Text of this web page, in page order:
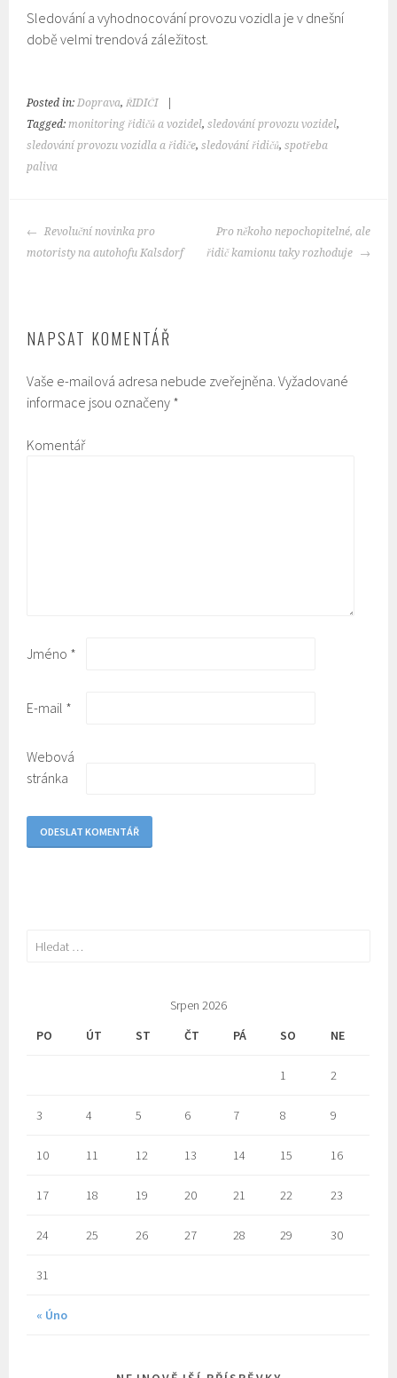
Sledování a vyhodnocování provozu vozidla je v dnešní
době velmi trendová záležitost.
Posted in:Doprava,ŘIDIČI
Tagged:monitoring řidičů a vozidel,sledování provozu vozidel,
sledování provozu vozidla a řidiče,sledování řidičů,spotřeba
paliva
POST
NAVIGATION
Revoluční novinka pro
motoristy na autohofu Kalsdorf
Pro někoho nepochopitelné, ale
řidič kamionu taky rozhoduje
NAPSAT KOMENTÁŘ
Vaše e-mailová adresa nebude zveřejněna. Vyžadované
informace jsou označeny *
Komentář
Jméno *
E-mail *
Webová
stránka
Vyhledávání
Srpen 2026
PO
ÚT ST ČT PÁ SO NE
« Úno
1 2
3 4 5 6 7 8 9
10 11 12 13 14 15 16
17 18 19 20 21 22 23
24 25 26 27 28 29 30
31